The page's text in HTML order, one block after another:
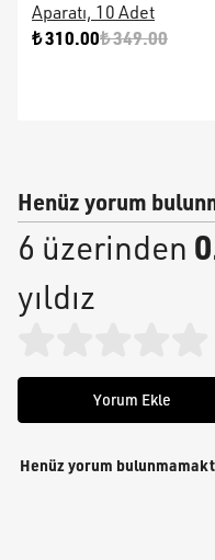
Aparatı, 10 Adet
₺ 310.00₺ 349.00
Henüz yorum
6 üzerinden
yıldız
Yorum Ekle
Henüz yorum